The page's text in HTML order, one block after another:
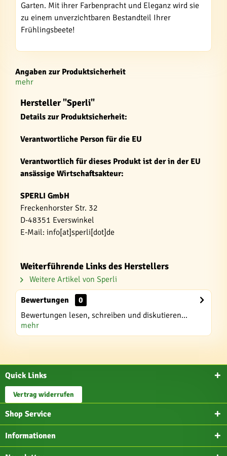
Garten. Mit ihrer Farbenpracht und Eleganz wird sie
zu einem unverzichtbaren Bestandteil Ihrer
Frühlingsbeete!
Angaben zur Produktsicherheit
mehr
Hersteller "Sperli"
Details zur Produktsicherheit:
Verantwortliche Person für die EU
Verantwortlich für dieses Produkt ist der in der EU
ansässige Wirtschaftsakteur:
SPERLI GmbH
Freckenhorster Str. 32
D-48351 Everswinkel
E-Mail: info[at]sperli[dot]de
Weiterführende Links des Herstellers
Weitere Artikel von Sperli
Bewertungen
0
Bewertungen lesen, schreiben und diskutieren...
mehr
Quick Links
Vertrag widerrufen
Shop Service
Informationen